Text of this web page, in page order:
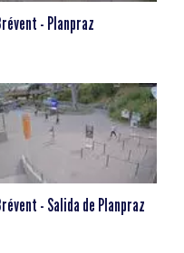
- Planpraz
- Salida de Planpraz